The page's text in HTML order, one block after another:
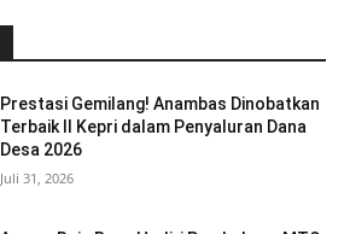
Prestasi Gemilang! Anambas Dinobatkan
Terbaik II Kepri dalam Penyaluran Dana
Desa 2026
Juli 31, 2026